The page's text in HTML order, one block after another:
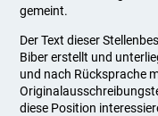
gemeint.
Der Text dieser
Biber erstellt und
und nach Rücksprache
diese Position